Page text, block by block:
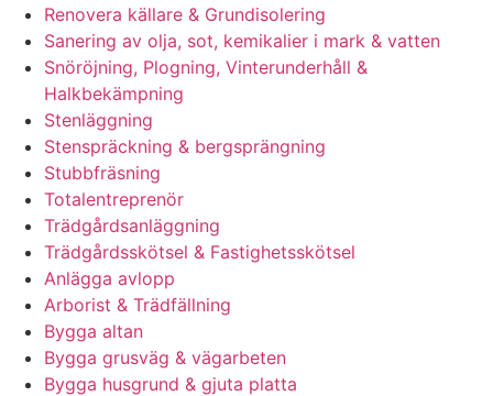
Renovera källare & Grundisolering
Sanering av olja, sot, kemikalier i mark & vatten
Snöröjning, Plogning, Vinterunderhåll &
Halkbekämpning
Stenläggning
Stenspräckning & bergsprängning
Stubbfräsning
Totalentreprenör
Trädgårdsanläggning
Trädgårdsskötsel & Fastighetsskötsel
Anlägga avlopp
Arborist & Trädfällning
Bygga altan
Bygga grusväg & vägarbeten
Bygga husgrund & gjuta platta